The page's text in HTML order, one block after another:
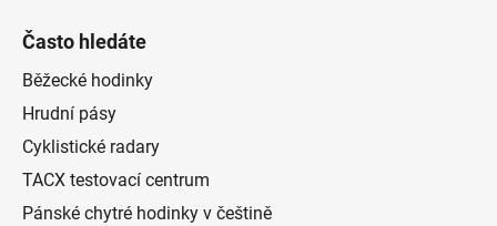
Často hledáte
Běžecké hodinky
Hrudní pásy
Cyklistické radary
TACX testovací centrum
Pánské chytré hodinky v češtině